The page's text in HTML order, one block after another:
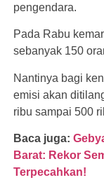
pengendara.
Pada Rabu
sebanyak 150
Nantinya bagi
emisi akan
ribu sampai 500
Baca juga:
Barat: Rekor
Terpecahkan!